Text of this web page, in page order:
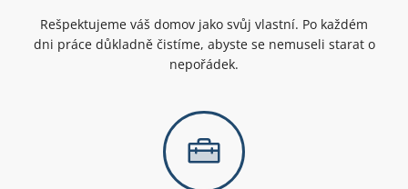
Rešpektujeme váš domov jako svůj vlastní. Po každém
dni práce důkladně čistíme, abyste se nemuseli starat o
nepořádek.